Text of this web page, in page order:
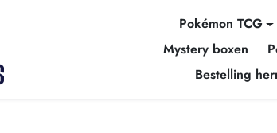
Pokémon TCG
Mystery boxen
Bestelling